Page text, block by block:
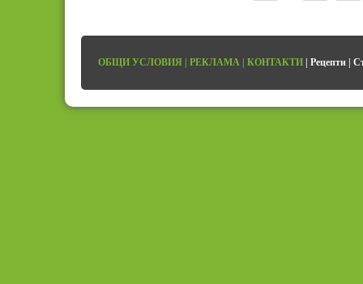
ОБЩИ УСЛОВИЯ РЕКЛАМА КОНТАКТИ Рецепти